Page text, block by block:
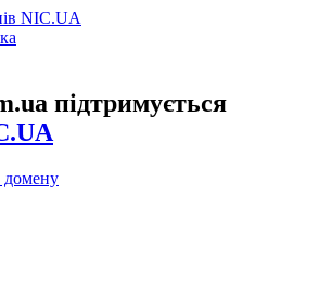
підтримується
домену